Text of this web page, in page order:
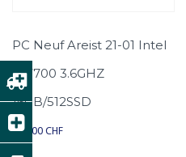
PC Neuf Areist 21-01 Intel
i7-7700 3.6GHZ
16GB/512SSD
650,00 CHF